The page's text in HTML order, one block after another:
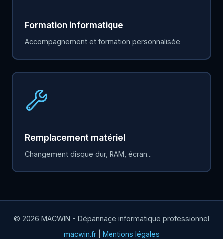
Formation informatique
Accompagnement et formation personnalisée
Remplacement matériel
Changement disque dur, RAM, écran...
© 2026 MACWIN - Dépannage informatique professionnel
macwin.fr| Mentions légales